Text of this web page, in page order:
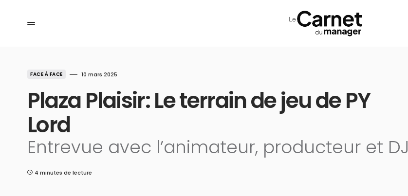
FACE À FACE 10 mars 2025
Plaza Plaisir: Le terrain de jeu de PY
Lord
Entrevue avec l’animateur, producteur et DJ
4 minutes de lecture